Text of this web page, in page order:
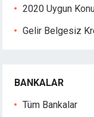
2020 Uygun
Gelir Belgesiz
BANKALAR
Tüm Bankalar